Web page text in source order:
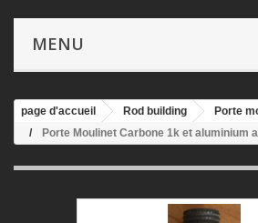
MENU
page d'accueil Rod building
Porte
Porte Moulinet Carbone 1k et aluminium